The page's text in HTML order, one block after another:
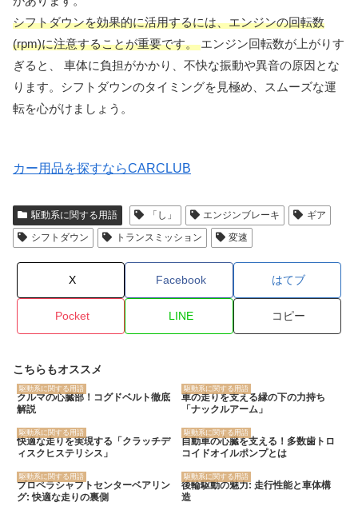
シフトダウンを効果的に活用するには、エンジンの回転数
(rpm)に注意することが重要です。エンジン回転数が上がりす
ぎると、 車体に負担がかかり、不快な振動や異音の原因とな
ります。シフトダウンのタイミングを見極め、スムーズな運
転を心がけましょう。
カー用品を探すならCARCLUB
駆動系に関する用語 「し」 エンジンブレーキ
ギア
シフトダウン
トランスミッション 変速
X Facebook はてブ
Pocket LINE コピー
こちらもオススメ
駆動系に関する用語
クルマの心臓部！コグドベルト徹底
解説
駆動系に関する用語
車の走りを支える縁の下の力持ち
「ナックルアーム」
駆動系に関する用語
快適な走りを実現する「クラッチデ
ィスクヒステリシス」
駆動系に関する用語
自動車の心臓を支える！多数歯トロ
コイドオイルポンプとは
駆動系に関する用語
プロペラシャフトセンターベアリン
グ: 快適な走りの裏側
駆動系に関する用語
後輪駆動の魅力: 走行性能と車体構
造